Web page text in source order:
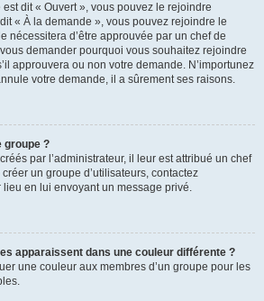
dit « Ouvert », vous pouvez le rejoindre
« À la demande », vous pouvez rejoindre le
nécessitera d’être approuvée par un chef de
demander pourquoi vous souhaitez rejoindre
approuvera ou non votre demande. N’importunez
votre demande, il a sûrement ses raisons.
groupe ?
par l’administrateur, il leur est attribué un chef
un groupe d’utilisateurs, contactez
lieu en lui envoyant un message privé.
apparaissent dans une couleur différente ?
une couleur aux membres d’un groupe pour les